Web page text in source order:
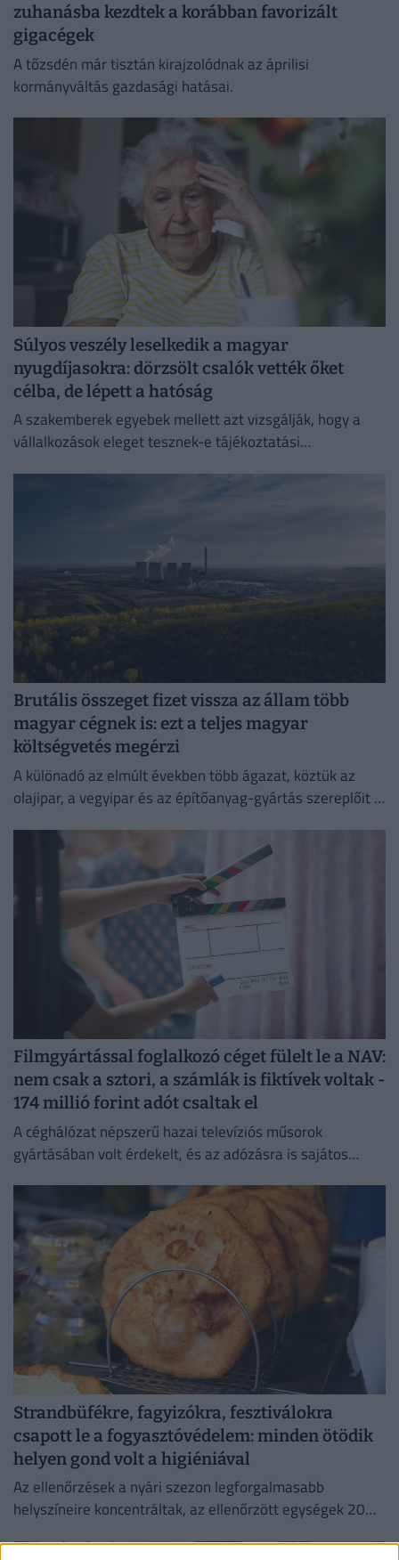
zuhanásba kezdtek a korábban favorizált
gigacégek
A tőzsdén már tisztán kirajzolódnak az áprilisi
kormányváltás gazdasági hatásai.
Súlyos veszély leselkedik a magyar
nyugdíjasokra: dörzsölt csalók vették őket
célba, de lépett a hatóság
A szakemberek egyebek mellett azt vizsgálják, hogy a
vállalkozások eleget tesznek-e tájékoztatási
Brutális összeget fizet vissza az állam több
magyar cégnek is: ezt a teljes magyar
költségvetés megérzi
A különadó az elmúlt években több ágazat, köztük az
olajipar, a vegyipar és az építőanyag-gyártás szereplőit is
Filmgyártással foglalkozó céget fülelt le a NAV:
nem csak a sztori, a számlák is fiktívek voltak -
174 millió forint adót csaltak el
A céghálózat népszerű hazai televíziós műsorok
gyártásában volt érdekelt, és az adózásra is sajátos
Strandbüfékre, fagyizókra, fesztiválokra
csapott le a fogyasztóvédelem: minden ötödik
helyen gond volt a higiéniával
Az ellenőrzések a nyári szezon legforgalmasabb
helyszíneire koncentráltak, az ellenőrzött egységek 20